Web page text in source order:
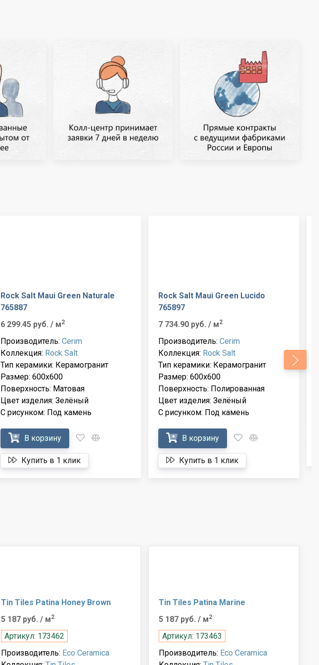
Rock Salt Maui Green Naturale
765887
6 299.45 руб. / м2
Производитель: Cerim
Коллекция: Rock Salt
Тип керамики: Керамогранит
Размер: 600x600
Поверхность: Матовая
Цвет изделия: Зелёный
С рисунком: Под камень
В корзину
Купить в 1 клик
Rock Salt Maui Green Lucido
765897
7 734.90 руб./ м2
Производитель:Cerim
Коллекция: Rock Salt
Тип керамики: Керамогранит
Размер: 600x600
Поверхность: Полированная
Цвет изделия: Зелёный
С рисунком: Под камень
В корзину
Купить в 1 клик
Tin Tiles Patina Honey Brown
5 187 руб. / м2
Артикул: 173462
Производитель: Eco Ceramica
Tin Tiles Patina Marine
5 187 руб./ м2
Артикул: 173463
Производитель: Eco Ceramica